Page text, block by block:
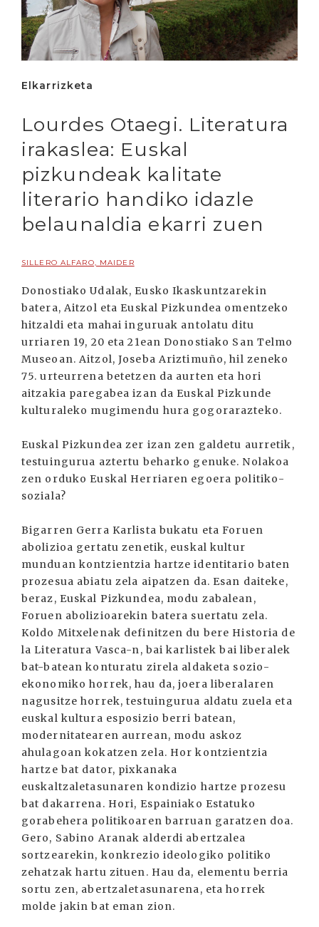
Elkarrizketa
Lourdes Otaegi. Literatura
irakaslea: Euskal
pizkundeak kalitate
literario handiko idazle
belaunaldia ekarri zuen
SILLERO ALFARO, MAIDER
Donostiako Udalak, Eusko Ikaskuntzarekin
batera, Aitzol eta Euskal Pizkundea omentzeko
hitzaldi eta mahai inguruak antolatu ditu
urriaren 19, 20 eta 21ean Donostiako San Telmo
Museoan. Aitzol, Joseba Ariztimuño, hil zeneko
75. urteurrena betetzen da aurten eta hori
aitzakia paregabea izan da Euskal Pizkunde
kulturaleko mugimendu hura gogorarazteko.
Euskal Pizkundea zer izan zen galdetu aurretik,
testuingurua aztertu beharko genuke. Nolakoa
zen orduko Euskal Herriaren egoera politiko-
soziala?
Bigarren Gerra Karlista bukatu eta Foruen
abolizioa gertatu zenetik, euskal kultur
munduan kontzientzia hartze identitario baten
prozesua abiatu zela aipatzen da. Esan daiteke,
beraz, Euskal Pizkundea, modu zabalean,
Foruen abolizioarekin batera suertatu zela.
Koldo Mitxelenak definitzen du bere Historia de
la Literatura Vasca-n, bai karlistek bai liberalek
bat-batean konturatu zirela aldaketa sozio-
ekonomiko horrek, hau da, joera liberalaren
nagusitze horrek, testuingurua aldatu zuela eta
euskal kultura esposizio berri batean,
modernitatearen aurrean, modu askoz
ahulagoan kokatzen zela. Hor kontzientzia
hartze bat dator, pixkanaka
euskaltzaletasunaren kondizio hartze prozesu
bat dakarrena. Hori, Espainiako Estatuko
gorabehera politikoaren barruan garatzen doa.
Gero, Sabino Aranak alderdi abertzalea
sortzearekin, konkrezio ideologiko politiko
zehatzak hartu zituen. Hau da, elementu berria
sortu zen, abertzaletasunarena, eta horrek
molde jakin bat eman zion.